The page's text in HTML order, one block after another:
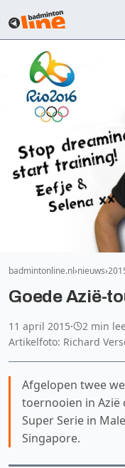
badmintonline.nl nieuws
Goede Azië-
11 april 2015· 2 min
Artikelfoto: Richard
Afgelopen twee
toernooien in Azië
Super Serie in
Singapore.